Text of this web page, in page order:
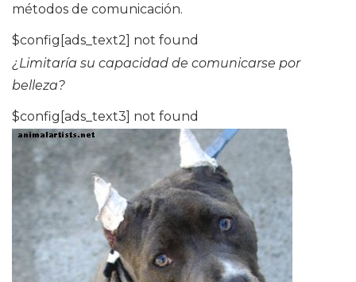
métodos de comunicación.
$config[ads_text2] not found
¿Limitaría su capacidad de comunicarse por
belleza?
$config[ads_text3] not found